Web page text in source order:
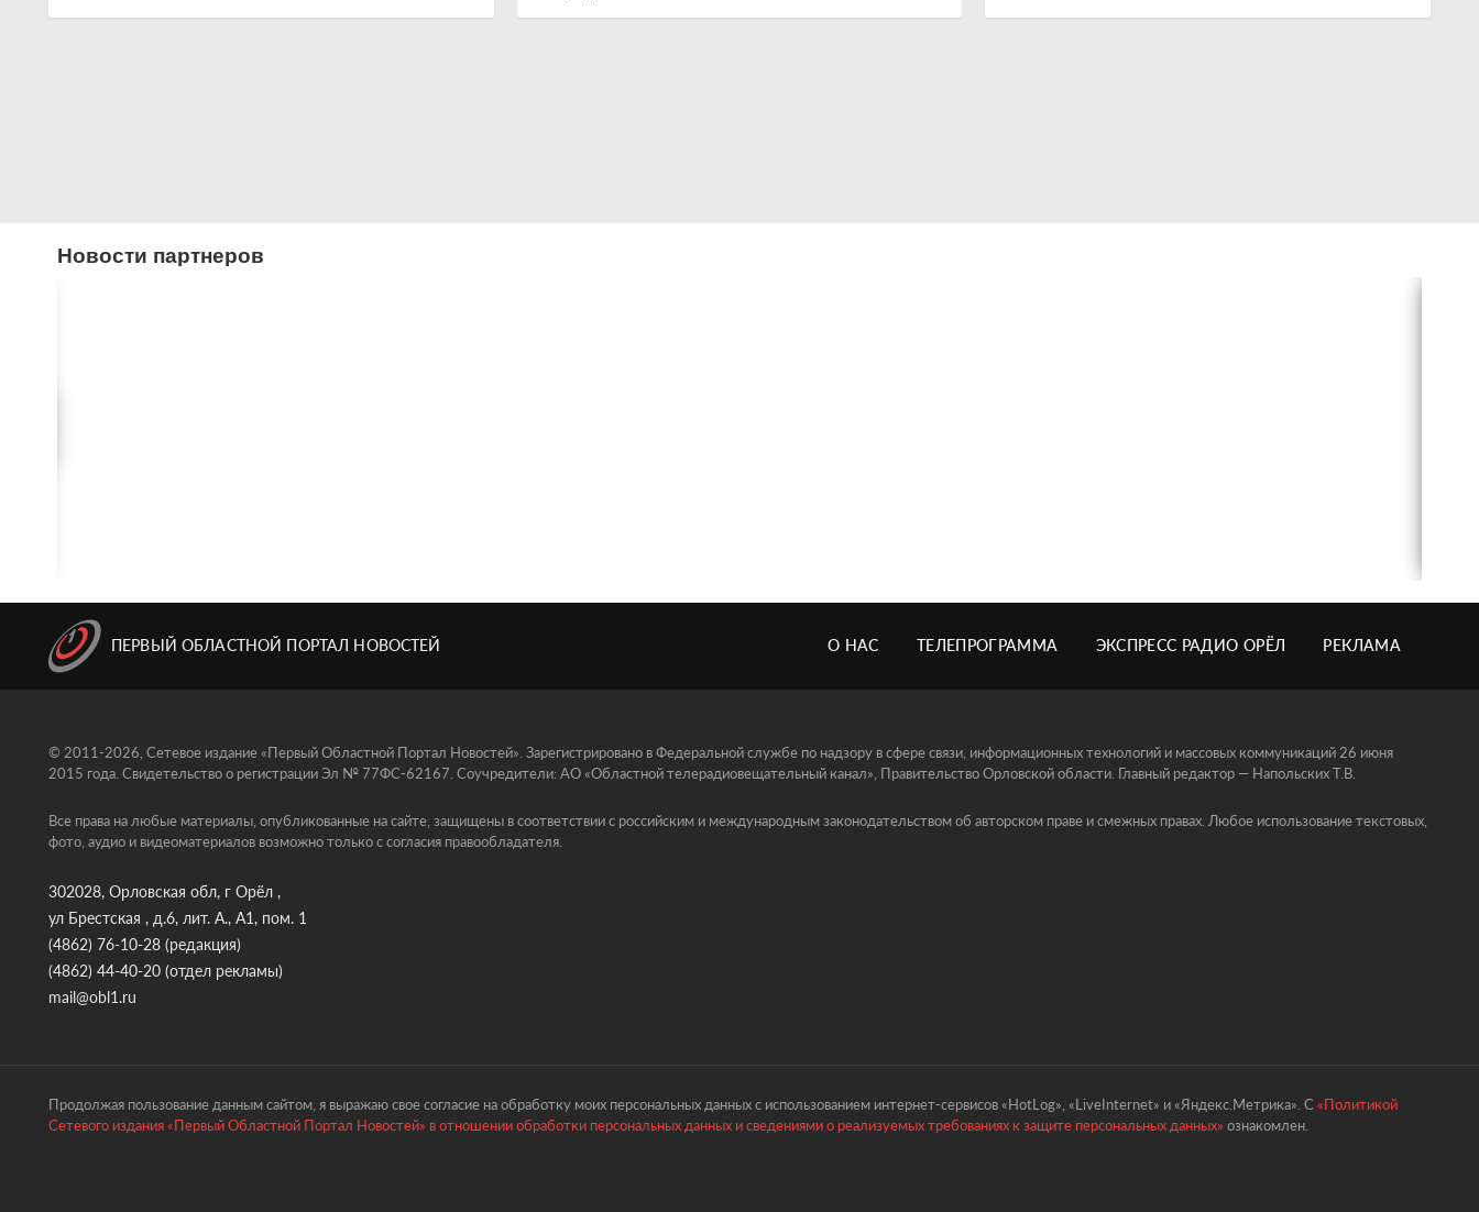
Новости партнеров
ПЕРВЫЙ ОБЛАСТНОЙ ПОРТАЛ НОВОСТЕЙ О НАС ТЕЛЕПРОГРАММА ЭКСПРЕСС РАДИО ОРЁЛ РЕКЛАМА
© 2011-2026, Сетевое издание «Первый Областной Портал Новостей». Зарегистрировано в Федеральной службе по надзору в сфере связи, информационных технологий и массовых коммуникаций 26 июня
2015 года. Свидетельство о регистрации Эл № 77ФС-62167. Соучредители: АО «Областной телерадиовещательный канал», Правительство Орловской области. Главный редактор — Напольских Т.В.
Все права на любые материалы, опубликованные на сайте, защищены в соответствии с российским и международным законодательством об авторском праве и смежных правах. Любое использование текстовых,
фото, аудио и видеоматериалов возможно только с согласия правообладателя.
302028, Орловская обл, г Орёл ,
ул Брестская , д.6, лит. А., А1, пом. 1
(4862) 76-10-28 (редакция)
(4862) 44-40-20 (отдел рекламы)
mail@obl1.ru
Продолжая пользование данным сайтом, я выражаю свое согласие на обработку моих персональных данных с использованием интернет-сервисов «HotLog», «LiveInternet» и «Яндекс.Метрика». С«Политикой
Сетевого издания «Первый Областной Портал Новостей» в отношении обработки персональных данных и сведениями о реализуемых требованиях к защите персональных данных»ознакомлен.